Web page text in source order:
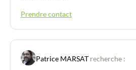
Prendre contact
Patrice MARSAT recherche :